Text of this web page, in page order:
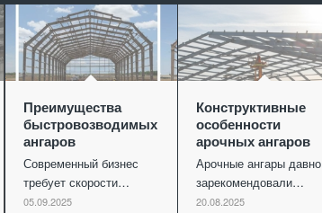
Преимущества
быстровозводимых
ангаров
Современный бизнес
требует скорости…
05.09.2025
Конструктивные
особенности
арочных ангаров
Арочные ангары давно
зарекомендовали…
20.08.2025